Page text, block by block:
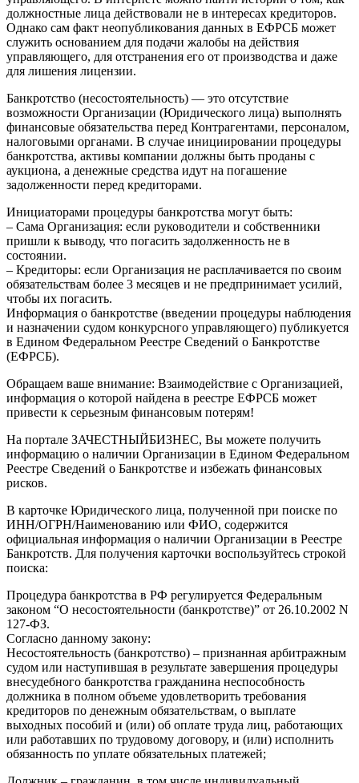
должностные лица действовали не в интересах кредиторов.
Однако сам факт неопубликования данных в ЕФРСБ может
служить основанием для подачи жалобы на действия
управляющего, для отстранения его от производства и даже
для лишения лицензии.
Банкротство (несостоятельность) — это отсутствие
возможности Организации (Юридического лица) выполнять
финансовые обязательства перед Контрагентами, персоналом,
налоговыми органами. В случае инициировании процедуры
банкротства, активы компании должны быть проданы с
аукциона, а денежные средства идут на погашение
задолженности перед кредиторами.
Инициаторами процедуры банкротства могут быть:
– Сама Организация: если руководители и собственники
пришли к выводу, что погасить задолженность не в
состоянии.
– Кредиторы: если Организация не расплачивается по своим
обязательствам более 3 месяцев и не предпринимает усилий,
чтобы их погасить.
Информация о банкротстве (введении процедуры наблюдения
и назначении судом конкурсного управляющего) публикуется
в Едином Федеральном Реестре Сведений о Банкротстве
(ЕФРСБ).
Обращаем ваше внимание: Взаимодействие с Организацией,
информация о которой найдена в реестре ЕФРСБ может
привести к серьезным финансовым потерям!
На портале ЗАЧЕСТНЫЙБИЗНЕС, Вы можете получить
информацию о наличии Организации в Едином Федеральном
Реестре Сведений о Банкротстве и избежать финансовых
рисков.
В карточке Юридического лица, полученной при поиске по
ИНН/ОГРН/Наименованию или ФИО, содержится
официальная информация о наличии Организации в Реестре
Банкротств. Для получения карточки воспользуйтесь строкой
поиска:
Процедура банкротства в РФ регулируется Федеральным
законом “О несостоятельности (банкротстве)” от 26.10.2002 N
127-ФЗ.
Согласно данному закону:
Несостоятельность (банкротство) – признанная арбитражным
судом или наступившая в результате завершения процедуры
внесудебного банкротства гражданина неспособность
должника в полном объеме удовлетворить требования
кредиторов по денежным обязательствам, о выплате
выходных пособий и (или) об оплате труда лиц, работающих
или работавших по трудовому договору, и (или) исполнить
обязанность по уплате обязательных платежей;